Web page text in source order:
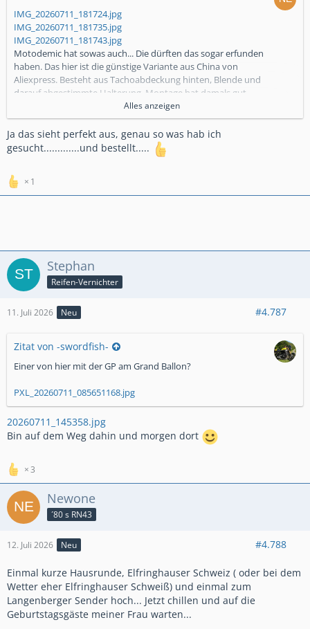
IMG_20260711_181724.jpg
IMG_20260711_181735.jpg
IMG_20260711_181743.jpg
Motodemic hat sowas auch... Die dürften das sogar erfunden
haben. Das hier ist die günstige Variante aus China von
Aliexpress. Besteht aus Tachoabdeckung hinten, Blende und
darauf abgestimmte Halterung. Montage hat damals gut
funktioniert, sieht bisher aus wie neu... ca. 1,5 Jahre montiert.
Heißt glaube ich "Gauge relocation Kit" oder so ähnlich...
Alles anzeigen
Ja das sieht perfekt aus, genau so was hab ich
gesucht.............und bestellt.....
1
Stephan
Reifen-Vernichter
11. Juli 2026 Neu #4.787
Zitat von -swordfish-
Einer von hier mit der GP am Grand Ballon?
PXL_20260711_085651168.jpg
20260711_145358.jpg
Bin auf dem Weg dahin und morgen dort
3
Newone
´80 s RN43
12. Juli 2026 Neu #4.788
Einmal kurze Hausrunde, Elfringhauser Schweiz ( oder bei dem
Wetter eher Elfringhauser Schweiß) und einmal zum
Langenberger Sender hoch... Jetzt chillen und auf die
Geburtstagsgäste meiner Frau warten...